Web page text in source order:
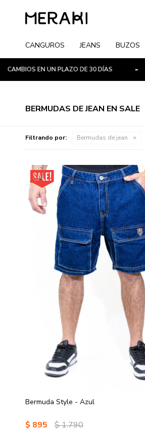
CANGUROS JEANS BUZOS
EN UN PLAZO DE 30 DÍAS
BERMUDAS DE JEAN EN SALE
Filtrando por: Bermudas de jean
Bermuda Style - Azul
$ 895 $1.790